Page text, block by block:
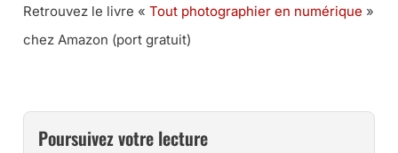
Retrouvez le livre « Tout photographier en numérique »
chez Amazon (port gratuit)
Poursuivez votre lecture